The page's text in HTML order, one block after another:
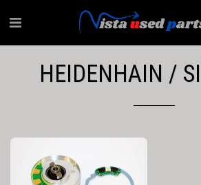
HEIDENHAIN /